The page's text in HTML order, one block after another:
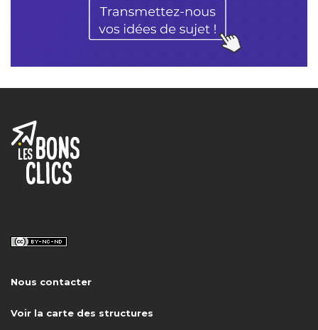
Nous contacter
Voir la carte des structures